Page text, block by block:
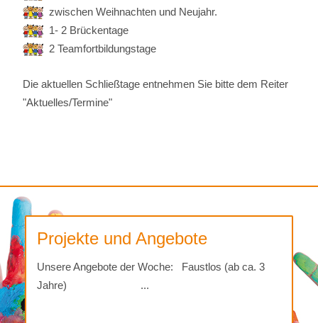
zwischen Weihnachten und Neujahr.
1- 2 Brückentage
2 Teamfortbildungstage
Die aktuellen Schließtage entnehmen Sie bitte dem Reiter
"Aktuelles/Termine"
Projekte und Angebote
Unsere Angebote der Woche: Faustlos (ab ca. 3
Jahre) ...